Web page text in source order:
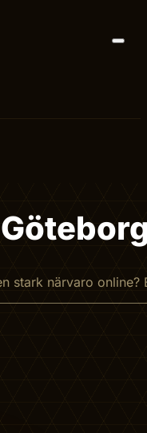
stark närvaro